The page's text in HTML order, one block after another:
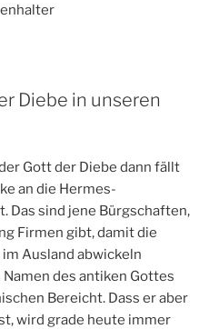
Diebe in unseren
Gott der Diebe dann fällt
an die Hermes-
Das sind jene Bürgschaften,
Firmen gibt, damit die
Ausland abwickeln
des antiken Gottes
Bereicht. Dass er aber
wird grade heute immer